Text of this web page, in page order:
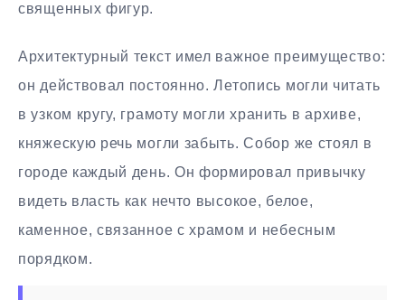
священных фигур.
Архитектурный текст имел важное преимущество:
он действовал постоянно. Летопись могли читать
в узком кругу, грамоту могли хранить в архиве,
княжескую речь могли забыть. Собор же стоял в
городе каждый день. Он формировал привычку
видеть власть как нечто высокое, белое,
каменное, связанное с храмом и небесным
порядком.